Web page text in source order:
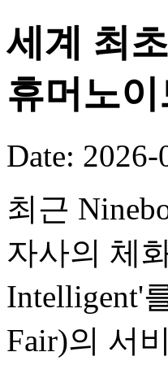
세계 최
휴머노
Date: 2026-
최근
자사의 체
Intelligent'
Fair)의 서